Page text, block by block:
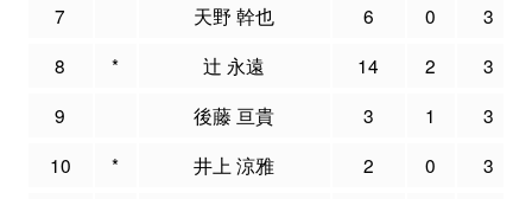
7
天野 幹也 6 0
3
8
* 辻 永遠 14 2
3
9
後藤 亘貴 3 1
3
10
* 井上 涼雅 2 0
3